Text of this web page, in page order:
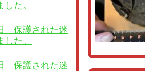
た。
保護された迷
た。
保護された迷